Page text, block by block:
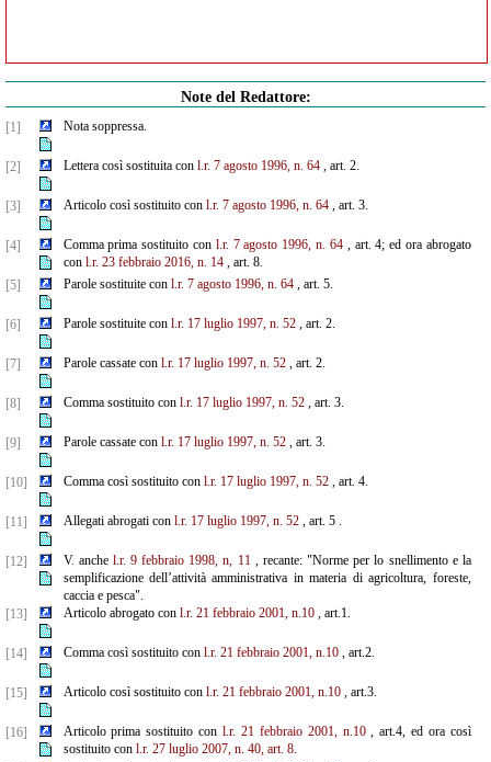
Note del Redattore:
[1] Nota soppressa.
[2] Lettera così sostituita con l.r. 7 agosto 1996, n. 64, art. 2.
[3] Articolo così sostituito con l.r. 7 agosto 1996, n. 64, art. 3.
[4] Comma prima sostituito con l.r. 7 agosto 1996, n. 64, art. 4; ed ora abrogato
con l.r. 23 febbraio 2016, n. 14, art. 8.
[5]
Parole sostituite con l.r. 7 agosto 1996, n. 64, art. 5.
[6] Parole sostituite con l.r. 17 luglio 1997, n. 52, art. 2.
[7] Parole cassate con l.r. 17 luglio 1997, n. 52, art. 2.
[8] Comma sostituito con l.r. 17 luglio 1997, n. 52, art. 3.
[9] Parole cassate con l.r. 17 luglio 1997, n. 52, art. 3.
[10] Comma così sostituito con l.r. 17 luglio 1997, n. 52, art. 4.
[11] Allegati abrogati con l.r. 17 luglio 1997, n. 52, art. 5 .
[12] V. anche l.r. 9 febbraio 1998, n, 11, recante: "Norme per lo snellimento e la
semplificazione dell’attività amministrativa in materia di agricoltura, foreste,
caccia e pesca".
[13]
Articolo abrogato con l.r. 21 febbraio 2001, n.10, art.1.
[14] Comma così sostituito con l.r. 21 febbraio 2001, n.10, art.2.
[15] Articolo così sostituito con l.r. 21 febbraio 2001, n.10, art.3.
[16] Articolo prima sostituito conl.r. 21 febbraio 2001, n.10, art.4, ed ora così
sostituito con l.r. 27 luglio 2007, n. 40, art. 8.